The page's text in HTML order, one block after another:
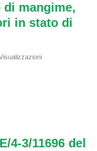
mangime,
in stato di
4-3/11696 del